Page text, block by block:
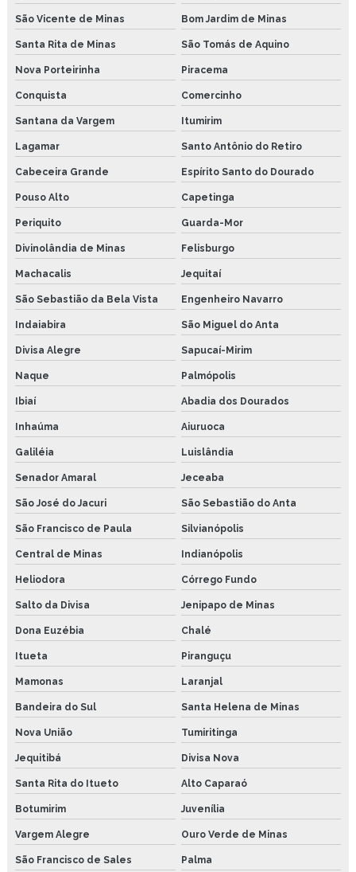
São Vicente de Minas Bom Jardim de Minas
Santa Rita de Minas São Tomás de Aquino
Nova Porteirinha Piracema
Conquista Comercinho
Santana da Vargem Itumirim
Lagamar Santo Antônio do Retiro
Cabeceira Grande Espírito Santo do Dourado
Pouso Alto Capetinga
Periquito Guarda-Mor
Divinolândia de Minas Felisburgo
Machacalis Jequitaí
São Sebastião da Bela Vista Engenheiro Navarro
Indaiabira São Miguel do Anta
Divisa Alegre Sapucaí-Mirim
Naque Palmópolis
Ibiaí Abadia dos Dourados
Inhaúma Aiuruoca
Galiléia Luislândia
Senador Amaral Jeceaba
São José do Jacuri São Sebastião do Anta
São Francisco de Paula Silvianópolis
Central de Minas Indianópolis
Heliodora Córrego Fundo
Salto da Divisa Jenipapo de Minas
Dona Euzébia Chalé
Itueta Piranguçu
Mamonas Laranjal
Bandeira do Sul Santa Helena de Minas
Nova União Tumiritinga
Jequitibá Divisa Nova
Santa Rita do Itueto Alto Caparaó
Botumirim Juvenília
Vargem Alegre Ouro Verde de Minas
São Francisco de Sales Palma